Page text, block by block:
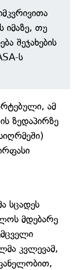
იმაზე, თუ
შეჯახების
ს
ამ
ზედაპირზე
სცადეს
მდებარე
კვლევამ,